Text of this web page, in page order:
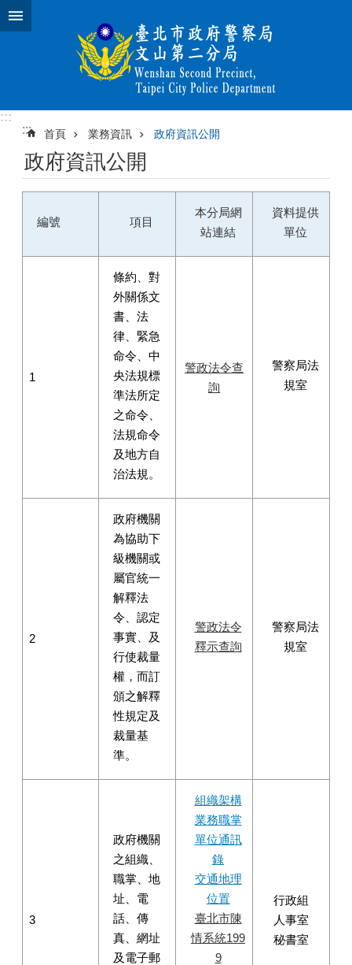
跳到主要內容區塊
:::
:::
首頁 業務資訊 政府資訊公開
政府資訊公開
編號 項目
本分局網
站連結
資料提供
單位
1
條約、對
外關係文
書、法
律、緊急
命令、中
央法規標
準法所定
之命令、
法規命令
及地方自
治法規。
警政法令查
詢
警察局法
規室
2
政府機關
為協助下
級機關或
屬官統一
解釋法
令、認定
事實、及
行使裁量
權，而訂
頒之解釋
性規定及
裁量基
準。
警政法令
釋示查詢
警察局法
規室
3
政府機關
之組織、
職掌、地
址、電
話、傳
真、網址
及電子郵
組織架構
業務職掌
單位通訊
錄
交通地理
位置
臺北市陳
情系統199
9
行政組
人事室
秘書室